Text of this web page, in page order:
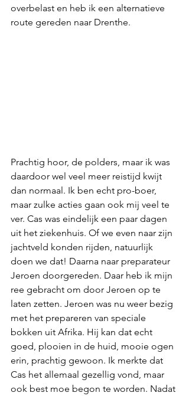
overbelast en heb ik een alternatieve
route gereden naar Drenthe.
Prachtig hoor, de polders, maar ik was
daardoor wel veel meer reistijd kwijt
dan normaal. Ik ben echt pro-boer,
maar zulke acties gaan ook mij veel te
ver. Cas was eindelijk een paar dagen
uit het ziekenhuis. Of we even naar zijn
jachtveld konden rijden, natuurlijk
doen we dat! Daarna naar preparateur
Jeroen doorgereden. Daar heb ik mijn
ree gebracht om door Jeroen op te
laten zetten. Jeroen was nu weer bezig
met het prepareren van speciale
bokken uit Afrika. Hij kan dat echt
goed, plooien in de huid, mooie ogen
erin, prachtig gewoon. Ik merkte dat
Cas het allemaal gezellig vond, maar
ook best moe begon te worden. Nadat